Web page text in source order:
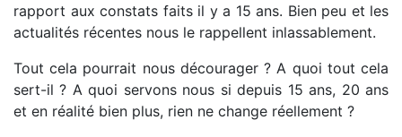
rapport aux constats faits il y a 15 ans. Bien peu et les
actualités récentes nous le rappellent inlassablement.
Tout cela pourrait nous décourager ? A quoi tout cela
sert-il ? A quoi servons nous si depuis 15 ans, 20 ans
et en réalité bien plus, rien ne change réellement ?